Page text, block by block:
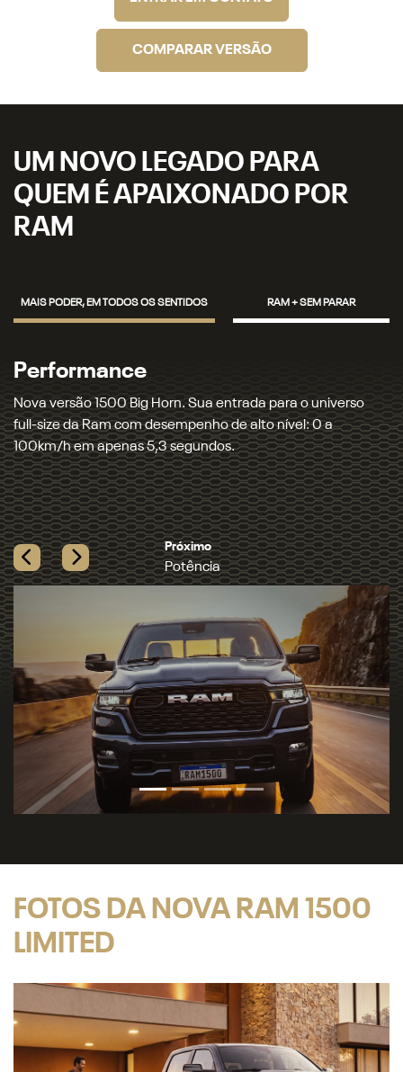
COMPARAR VERSÃO
UM NOVO LEGADO PARA
QUEM É APAIXONADO POR
RAM
MAIS PODER, EM TODOS OS SENTIDOS RAM + SEM PARAR
Potência
Equipada com motor 3.0L Hurricane 6 Biturbo e tração 4x4
Auto, a 1500 entrega a maior potência e o maior torque
entre as picapes full-size a gasolina.
Previous Next
Próximo
Tecnologia
FOTOS DA NOVA RAM 1500
LIMITED